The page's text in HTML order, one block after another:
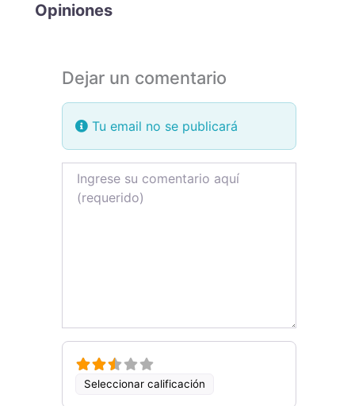
Opiniones
Dejar un comentario
Tu email no se publicará
Review text
Seleccionar calificación